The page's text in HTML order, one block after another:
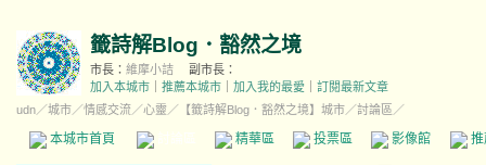
籤詩解Blog．豁然之境
市長： 維摩小詰
副市長：
加入本城市
推薦本城市 加入我的最愛
訂閱最新文章
udn／城市／情感交流／心靈 ／ 【籤詩解Blog．豁然之境】城市／討論區／
本城市首頁 精華區 投票區 影像館